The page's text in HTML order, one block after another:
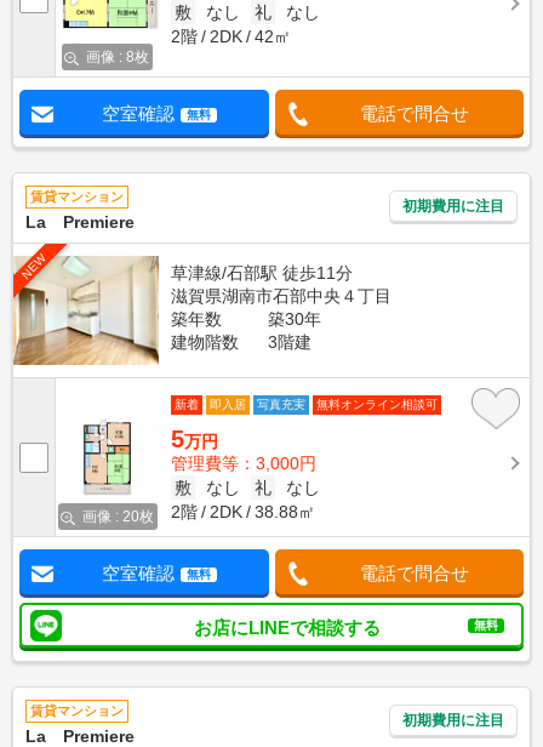
画像 : 8枚
敷
なし 礼
なし
2階
2DK 42㎡
空室確認 無料 電話で問合せ
賃貸マンション
La Premiere
初期費用に注目
NEW
草津線/石部駅 徒歩11分
滋賀県湖南市石部中央４丁目
築年数
築30年
建物階数
3階建
画像 : 20枚
新着 即入居 写真充実 無料オンライン相談可
5万円
管理費等：3,000円
敷
なし 礼
なし
2階
2DK 38.88㎡
空室確認 無料 電話で問合せ
お店にLINEで相談する 無料
賃貸マンション
La Premiere
初期費用に注目